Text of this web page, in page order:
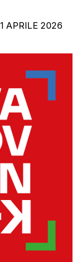
1 APRILE 2026